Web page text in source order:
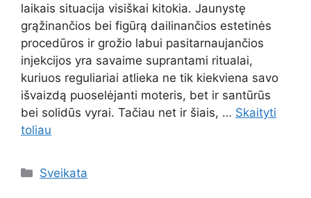
laikais situacija visiškai kitokia. Jaunystę
grąžinančios bei figūrą dailinančios estetinės
procedūros ir grožio labui pasitarnaujančios
injekcijos yra savaime suprantami ritualai,
kuriuos reguliariai atlieka ne tik kiekviena savo
išvaizdą puoselėjanti moteris, bet ir santūrūs
bei solidūs vyrai. Tačiau net ir šiais, … Skaityti
toliau
Kategorijos
Sveikata